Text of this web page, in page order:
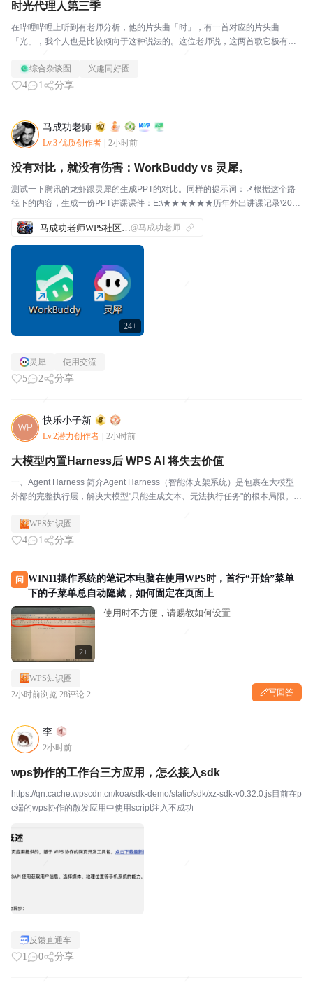
时光代理人第三季
在哔哩哔哩上听到有老师分析，他的片头曲「时」，有一首对应的片头曲
「光」，我个人也是比较倾向于这种说法的。这位老师说，这两首歌它极有可
影，可能在「光」里就站着路光。给我的感觉就是片头曲很温...
综合杂谈圈 兴趣同好圈
4 1 分享
马成功老师
Lv.3 优质创作者 2小时前
24+
没有对比，就没有伤害：WorkBuddy vs 灵犀。
测试一下腾讯的龙虾跟灵犀的生成PPT的对比。同样的提示词：📌根据这个路
径下的内容，生成一份PPT讲课课件：E:\★★★★★★历年外出讲课记录\2026
人心烦意乱的。看看生成的...
@马成功老师
灵犀 使用交流
5 2 分享
快乐小子新
Lv.2潜力创作者 2小时前
大模型内置Harness后 WPS AI 将失去价值
一、Agent Harness 简介Agent Harness（智能体支架系统）是包裹在大模型
外部的完整执行层，解决大模型"只能生成文本、无法执行任务"的根本局限。H
程... WPS知识圈
4 1 分享
问 WIN11操作系统的笔记本电脑在使用WPS时，首行“开始”菜单
下的子菜单总自动隐藏，如何固定在页面上
2+
使用时不方便，请赐教如何设置
WPS知识圈
2小时前浏览 28评论 2 写回答
李
2小时前
wps协作的工作台三方应用，怎么接入sdk
https://qn.cache.wpscdn.cn/koa/sdk-demo/static/sdk/xz-sdk-v0.32.0.js目前在p
c端的wps协作的散发应用中使用script注入不成功
反馈直通车
1 0 分享